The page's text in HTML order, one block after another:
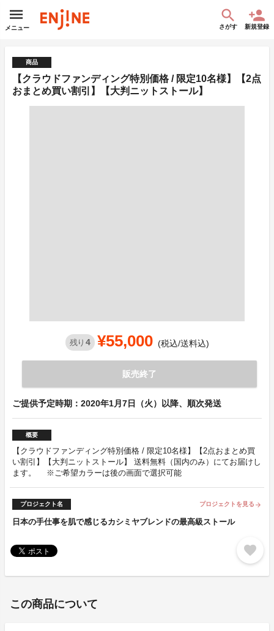
メニュー さがす 新規登録
商品
【クラウドファンディング特別価格 / 限定10名様】【2点
おまとめ買い割引】【大判ニットストール】
残り 4 ¥55,000 (税込/送料込)
販売終了
ご提供予定時期：2020年1月7日（火）以降、順次発送
概要
【クラウドファンディング特別価格 / 限定10名様】【2点おまとめ買
い割引】【大判ニットストール】 送料無料（国内のみ）にてお届けし
ます。 ※ご希望カラーは後の画面で選択可能
プロジェクト名 プロジェクトを見る arrow_forward
日本の手仕事を肌で感じるカシミヤブレンドの最高級ストール
favorite
この商品について